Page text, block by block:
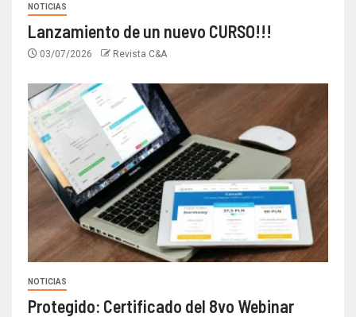
NOTICIAS
Lanzamiento de un nuevo CURSO!!!
03/07/2026 Revista C&A
NOTICIAS
Protegido: Certificado del 8vo Webinar